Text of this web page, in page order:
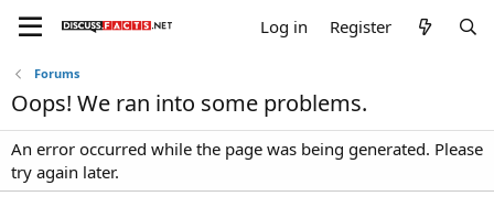
Log in Register
Forums
Oops! We ran into some problems.
An error occurred while the page was being generated. Please
try again later.